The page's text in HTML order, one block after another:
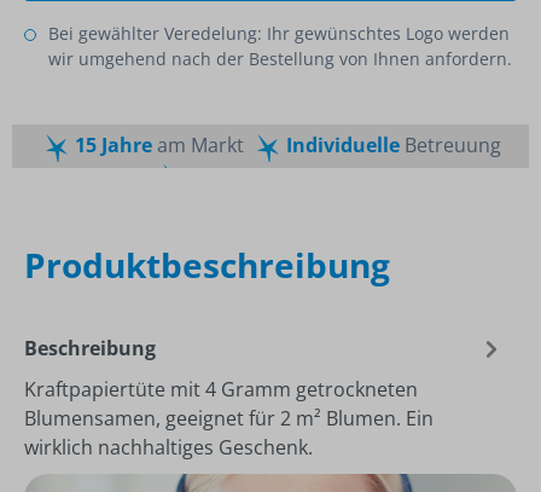
Bei gewählter Veredelung: Ihr gewünschtes Logo werden
wir umgehend nach der Bestellung von Ihnen anfordern.
15 Jahream Markt IndividuelleBetreuung
Produktbeschreibung
Beschreibung
Kraftpapiertüte mit 4 Gramm getrockneten
Blumensamen, geeignet für 2 m² Blumen. Ein
wirklich nachhaltiges Geschenk.